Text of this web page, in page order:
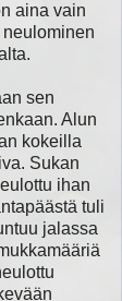
aina vain
sen
Alun
kokeilla
Sukan
ihan
tuli
jalassa